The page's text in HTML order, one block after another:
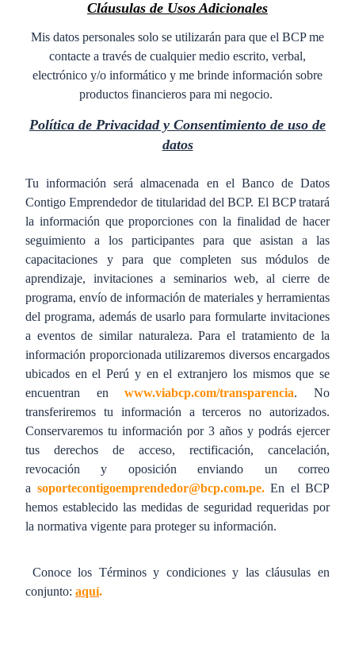
Cláusulas de Usos Adicionales
Mis datos personales solo se utilizarán para que el BCP me
contacte a través de cualquier medio escrito, verbal,
electrónico y/o informático y me brinde información sobre
productos financieros para mi negocio.
Política de Privacidad y Consentimiento de uso de
datos
Tu información será almacenada en el Banco de Datos
Contigo Emprendedor de titularidad del BCP. El BCP tratará
la información que proporciones con la finalidad de hacer
seguimiento a los participantes para que asistan a las
capacitaciones y para que completen sus módulos de
aprendizaje, invitaciones a seminarios web, al cierre de
programa, envío de información de materiales y herramientas
del programa, además de usarlo para formularte invitaciones
a eventos de similar naturaleza.Para el tratamiento de la
información proporcionada utilizaremos diversos encargados
ubicados en el Perú y en el extranjero los mismos que se
encuentran enwww.viabcp.com/transparencia. No
transferiremos tu información a terceros no autorizados.
Conservaremos tu información por 3 años y podrás ejercer
tus derechos de acceso, rectificación, cancelación,
revocación y oposición enviando un correo
a soportecontigoemprendedor@bcp.com.pe. En el BCP
hemos establecido las medidas de seguridad requeridas por
la normativa vigente para proteger su información.
Conoce los Términos y condiciones y las cláusulas en
conjunto: aquí.